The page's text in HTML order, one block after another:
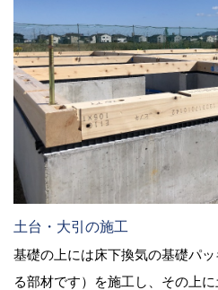
土台・大引の施工
基礎の上には床下換気の基礎パ
る部材です）を施工し、その上